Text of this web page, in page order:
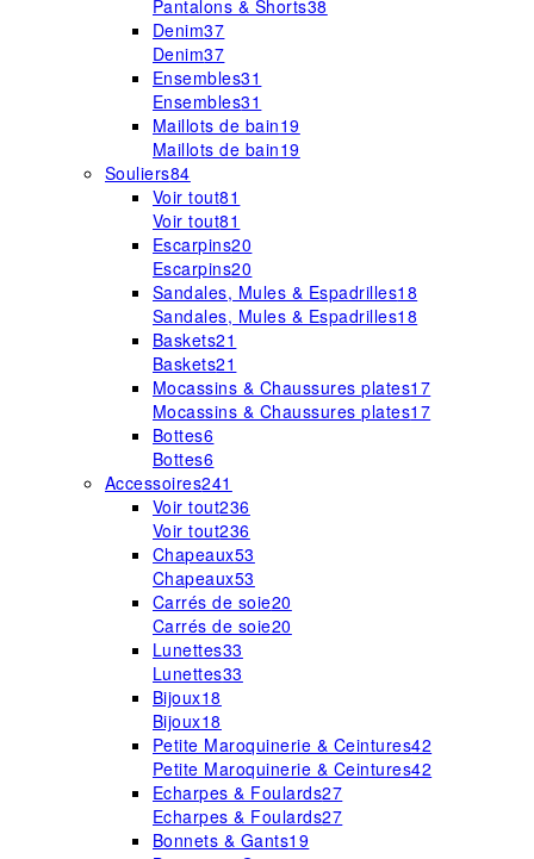
Pantalons & Shorts38
Denim37
Denim37
Ensembles31
Ensembles31
Maillots de bain19
Maillots de bain19
Souliers84
Voir tout81
Voir tout81
Escarpins20
Escarpins20
Sandales, Mules & Espadrilles18
Sandales, Mules & Espadrilles18
Baskets21
Baskets21
Mocassins & Chaussures plates17
Mocassins & Chaussures plates17
Bottes6
Bottes6
Accessoires241
Voir tout236
Voir tout236
Chapeaux53
Chapeaux53
Carrés de soie20
Carrés de soie20
Lunettes33
Lunettes33
Bijoux18
Bijoux18
Petite Maroquinerie & Ceintures42
Petite Maroquinerie & Ceintures42
Echarpes & Foulards27
Echarpes & Foulards27
Bonnets & Gants19